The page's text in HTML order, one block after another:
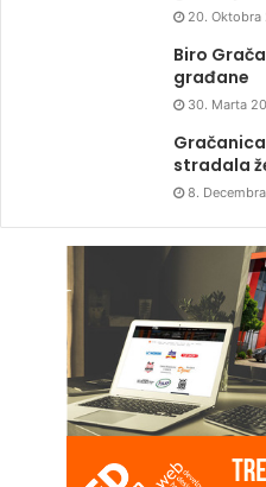
20. Oktobra
Biro
građane
30. Marta
stradala
8.